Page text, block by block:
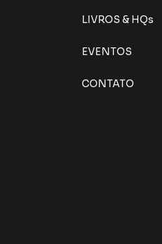
LIVROS & HQs
EVENTOS
CONTATO